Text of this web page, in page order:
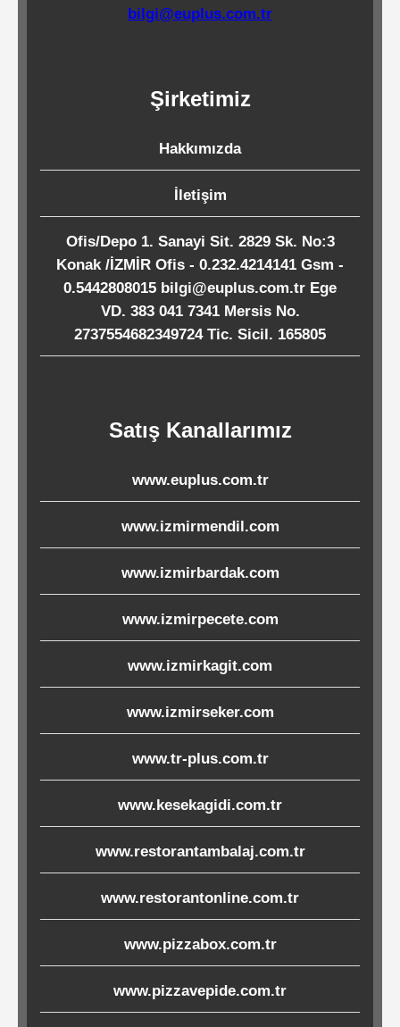
Endüstriyel
Temizlik
Köpük
Kaseler
Tabaklar
Ürünleri
Melamin
Porselen-
Seramik
Cam
Buklet
Ürünler
Poşetler
Torbaları
Tepsi
Altlıkları
bilgi@euplus.com.tr
Şirketimiz
Hakkımızda
İletişim
Ofis/Depo 1. Sanayi Sit. 2829 Sk. No:3
Konak /İZMİR Ofis - 0.232.4214141 Gsm -
0.5442808015 bilgi@euplus.com.tr Ege
VD. 383 041 7341 Mersis No.
2737554682349724 Tic. Sicil. 165805
Satış Kanallarımız
www.euplus.com.tr
www.izmirmendil.com
www.izmirbardak.com
www.izmirpecete.com
www.izmirkagit.com
www.izmirseker.com
www.tr-plus.com.tr
www.kesekagidi.com.tr
www.restorantambalaj.com.tr
www.restorantonline.com.tr
www.pizzabox.com.tr
www.pizzavepide.com.tr